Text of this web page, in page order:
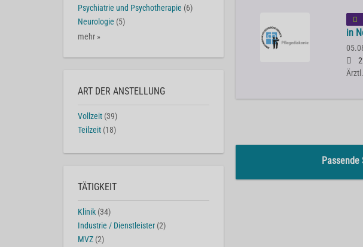
in
Psychiatrie und Psychotherapie (6)
Neurologie (5)
mehr »
ART DER ANSTELLUNG
Vollzeit (39)
Teilzeit (18)
TÄTIGKEIT
Klinik (34)
Industrie / Dienstleister (2)
MVZ (2)